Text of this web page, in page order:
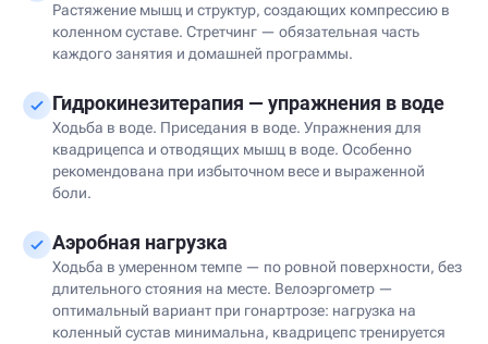
Растяжение мышц и структур, создающих компрессию в
коленном суставе. Стретчинг — обязательная часть
каждого занятия и домашней программы.
Гидрокинезитерапия — упражнения в воде
Ходьба в воде. Приседания в воде. Упражнения для
квадрицепса и отводящих мышц в воде. Особенно
рекомендована при избыточном весе и выраженной
боли.
Аэробная нагрузка
Ходьба в умеренном темпе — по ровной поверхности, без
длительного стояния на месте. Велоэргометр —
оптимальный вариант при гонартрозе: нагрузка на
коленный сустав минимальна, квадрицепс тренируется